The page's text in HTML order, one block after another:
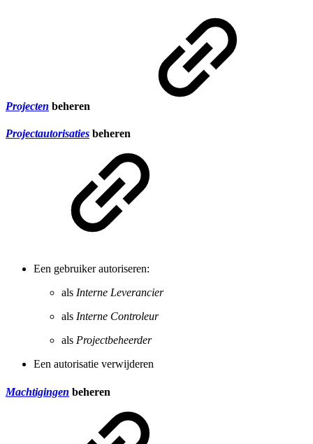
Projecten beheren
Projectautorisaties beheren
Een gebruiker autoriseren:
als Interne Leverancier
als Interne Controleur
als Projectbeheerder
Een autorisatie verwijderen
Machtigingen beheren